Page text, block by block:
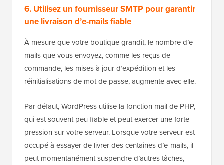
6. Utilisez un fournisseur SMTP pour garantir
une livraison d’e-mails fiable
À mesure que votre boutique grandit, le nombre d’e-
mails que vous envoyez, comme les reçus de
commande, les mises à jour d’expédition et les
réinitialisations de mot de passe, augmente avec elle.
Par défaut, WordPress utilise la fonction mail de PHP,
qui est souvent peu fiable et peut exercer une forte
pression sur votre serveur. Lorsque votre serveur est
occupé à essayer de livrer des centaines d’e-mails, il
peut momentanément suspendre d’autres tâches,